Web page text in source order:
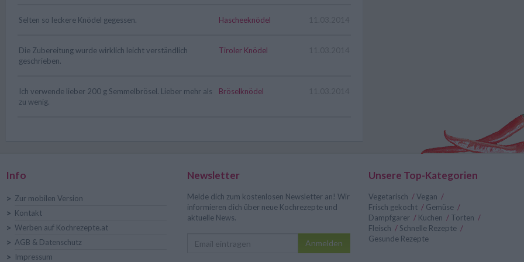
Selten so leckere Knödel gegessen. Hascheeknödel
Die Zubereitung wurde wirklich leicht verständlich
geschrieben.
Tiroler Knödel
Ich verwende lieber 200 g Semmelbrösel. Lieber mehr als
zu wenig.
Bröselknödel
Info
> Zur mobilen Version
> Kontakt
> Werben auf Kochrezepte.at
> AGB & Datenschutz
> Impressum
Newsletter
Melde dich zum kostenlosen Newsletter an! Wir
informieren dich über neue Kochrezepte und
aktuelle News.
Anmelden
Unsere Top-Kategorien
Vegetarisch /Vegan /
Frisch gekocht / Gemüse /
Dampfgarer / Kuchen / Torten /
Fleisch / Schnelle Rezepte /
Gesunde Rezepte